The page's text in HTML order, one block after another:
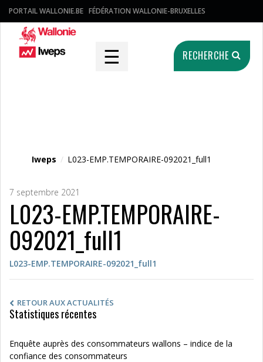
PORTAIL WALLONIE.BE FÉDÉRATION WALLONIE-BRUXELLES
☰ RECHERCHE
Iweps / L023-EMP.TEMPORAIRE-092021_full1
7 septembre 2021
L023-EMP.TEMPORAIRE-
092021_full1
L023-EMP.TEMPORAIRE-092021_full1
RETOUR AUX ACTUALITÉS
Statistiques récentes
Enquête auprès des consommateurs wallons – indice de la
confiance des consommateurs